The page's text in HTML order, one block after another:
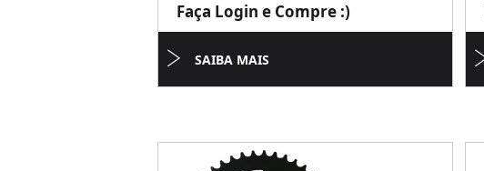
Faça Login e Compre :)
SAIBA MAIS